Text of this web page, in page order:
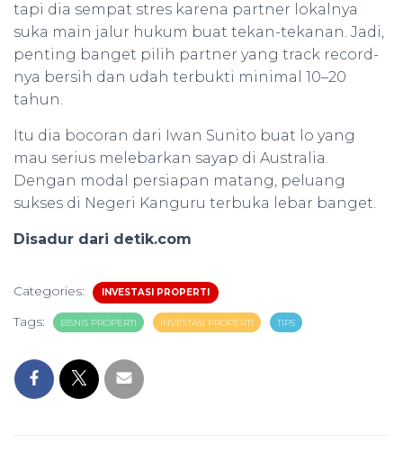
tapi dia sempat stres karena partner lokalnya
suka main jalur hukum buat tekan-tekanan. Jadi,
penting banget pilih partner yang track record-
nya bersih dan udah terbukti minimal 10–20
tahun.
Itu dia bocoran dari Iwan Sunito buat lo yang
mau serius melebarkan sayap di Australia.
Dengan modal persiapan matang, peluang
sukses di Negeri Kanguru terbuka lebar banget.
Disadur dari detik.com
Categories: INVESTASI PROPERTI
Tags: BISNIS PROPERTI INVESTASI PROPERTI TIPS